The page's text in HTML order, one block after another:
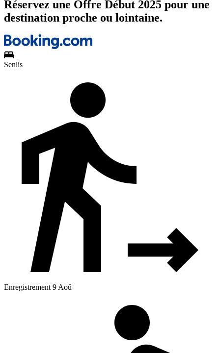
Réservez une Offre Début 2025 pour une
destination proche ou lointaine.
Senlis
Enregistrement 9 Aoû